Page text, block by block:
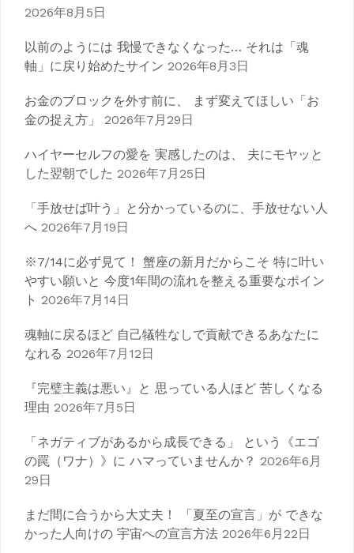
シ
ョ
ン
2026年8月5日
以前のようには 我慢できなくなった… それは「魂
軸」に戻り始めたサイン 2026年8月3日
お金のブロックを外す前に、 まず変えてほしい「お
金の捉え方」
2026年7月29日
ハイヤーセルフの愛を 実感したのは、 夫にモヤッと
した翌朝でした 2026年7月25日
「手放せば叶う」と分かっているのに、手放せない人
へ 2026年7月19日
※7/14に必ず見て！ 蟹座の新月だからこそ 特に叶い
やすい願いと 今度1年間の流れを整える重要なポイン
ト 2026年7月14日
魂軸に戻るほど 自己犠牲なしで貢献できるあなたに
なれる 2026年7月12日
『完璧主義は悪い』と 思っている人ほど 苦しくなる
理由 2026年7月5日
「ネガティブがあるから成長できる」 という《エゴ
の罠（ワナ）》に ハマっていませんか？ 2026年6月
29日
まだ間に合うから大丈夫！ 「夏至の宣言」が できな
かった人向けの 宇宙への宣言方法 2026年6月22日